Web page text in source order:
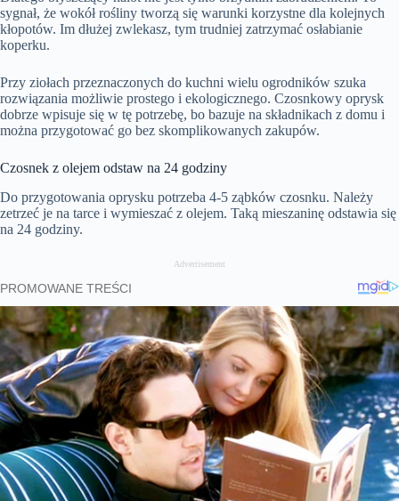
sygnał, że wokół rośliny tworzą się warunki korzystne dla kolejnych
kłopotów. Im dłużej zwlekasz, tym trudniej zatrzymać osłabianie
koperku.
Przy ziołach przeznaczonych do kuchni wielu ogrodników szuka
rozwiązania możliwie prostego i ekologicznego. Czosnkowy oprysk
dobrze wpisuje się w tę potrzebę, bo bazuje na składnikach z domu i
można przygotować go bez skomplikowanych zakupów.
Czosnek z olejem odstaw na 24 godziny
Do przygotowania oprysku potrzeba 4-5 ząbków czosnku. Należy
zetrzeć je na tarce i wymieszać z olejem. Taką mieszaninę odstawia się
na 24 godziny.
Advertisement